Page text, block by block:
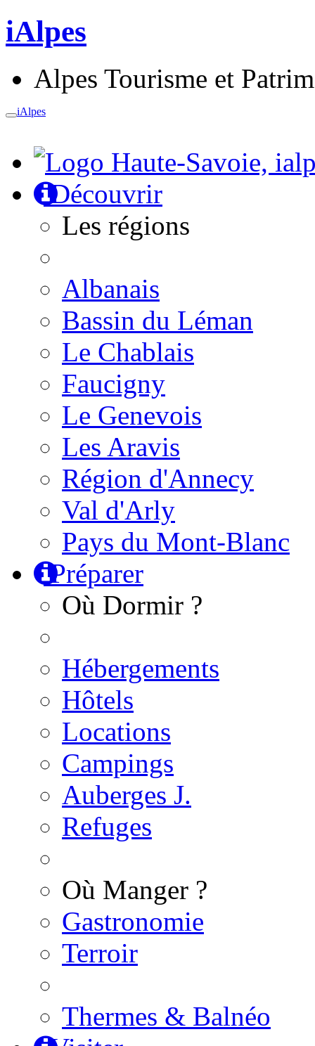
iAlpes
Alpes Tourisme et
Toggle
iAlpes
Découvrir
Les régions
Albanais
Bassin du Léman
Le Chablais
Faucigny
Le Genevois
Les Aravis
Région d'Annecy
Val d'Arly
Pays du Mont-Blanc
Préparer
Où Dormir ?
Hébergements
Hôtels
Locations
Campings
Auberges J.
Refuges
Où Manger ?
Gastronomie
Terroir
Thermes & Balnéo